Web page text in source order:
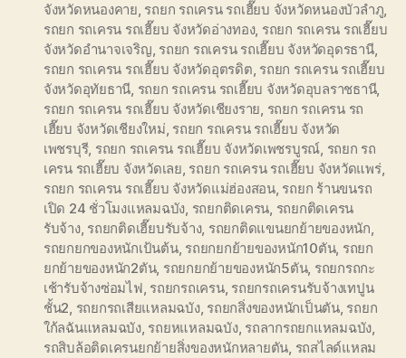
จังหวัดหนองคาย, รถยก รถเครน รถเฮี๊ยบ จังหวัดหนองบัวลำภู,
รถยก รถเครน รถเฮี๊ยบ จังหวัดอ่างทอง, รถยก รถเครน รถเฮี๊ยบ
จังหวัดอำนาจเจริญ, รถยก รถเครน รถเฮี๊ยบ จังหวัดอุดรธานี,
รถยก รถเครน รถเฮี๊ยบ จังหวัดอุตรดิต, รถยก รถเครน รถเฮี๊ยบ
จังหวัดอุทัยธานี, รถยก รถเครน รถเฮี๊ยบ จังหวัดอุบลราชธานี,
รถยก รถเครน รถเฮี๊ยบ จังหวัดเชียงราย, รถยก รถเครน รถ
เฮี๊ยบ จังหวัดเชียงใหม่, รถยก รถเครน รถเฮี๊ยบ จังหวัด
เพชรบุรี, รถยก รถเครน รถเฮี๊ยบ จังหวัดเพชรบูรณ์, รถยก รถ
เครน รถเฮี๊ยบ จังหวัดเลย, รถยก รถเครน รถเฮี๊ยบ จังหวัดแพร่,
รถยก รถเครน รถเฮี๊ยบ จังหวัดแม่ฮ่องสอน, รถยก ร้านขนรถ
เปิด 24 ชั่วโมงแหลมฉบัง, รถยกติดเครน, รถยกติดเครน
รับจ้าง, รถยกติดเฮี๊ยบรับจ้าง, รถยกติดแขนยกย้ายของหนัก,
รถยกยกของหนักเป้นต้น, รถยกยกย้ายของหนัก10ตัน, รถยก
ยกย้ายของหนัก2ตัน, รถยกยกย้ายของหนัก5ตัน, รถยกรถกะ
เช้ารับจ้างซ่อมไฟ, รถยกรถเครน, รถยกรถเครนรับจ้างเทปูน
ชั้น2, รถยกรถเสียแหลมฉบัง, รถยกสิ่งของหนักเป็นตัน, รถยก
ใก้ลฉันแหลมฉบัง, รถยหแหลมฉบัง, รถลากรถยกแหลมฉบัง,
รถสิบล้อติดเครนยกย้ายสิ่งของหนักหลายตัน, รถสไลด์แหลม